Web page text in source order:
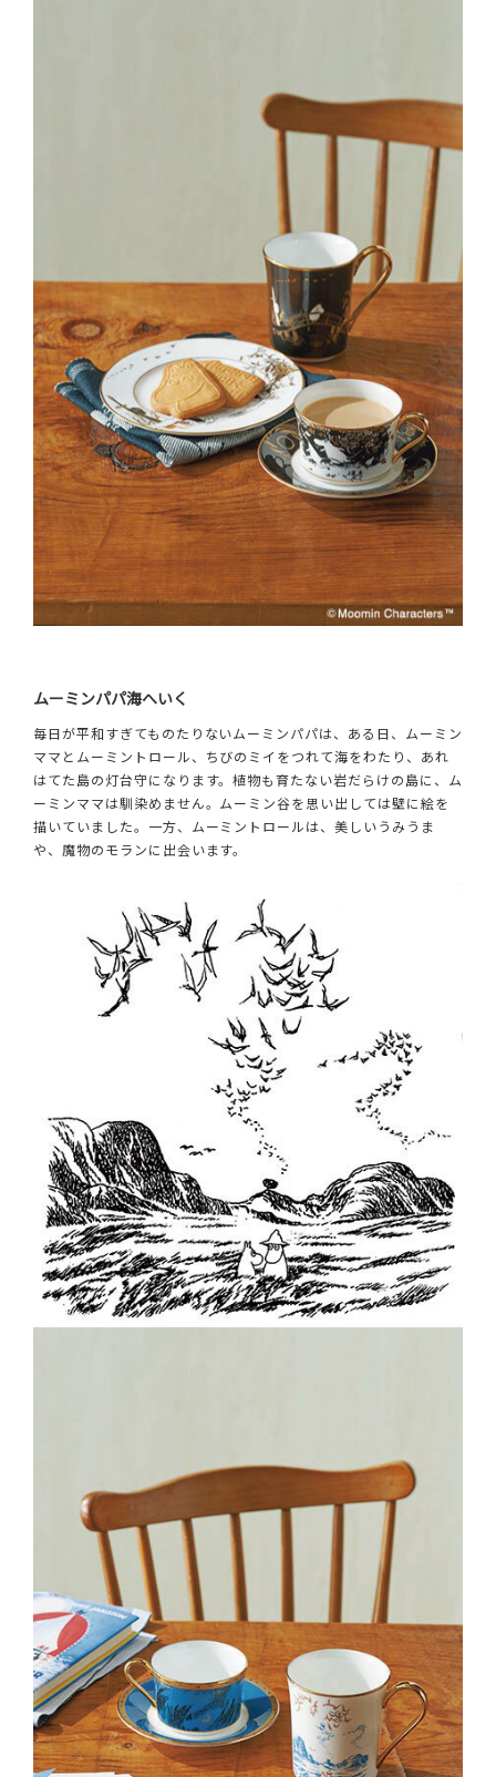
ムーミンパパ海へいく
毎日が平和すぎてものたりないムーミンパパは、ある日、ムーミン
ママとムーミントロール、ちびのミイをつれて海をわたり、あれ
はてた島の灯台守になります。植物も育たない岩だらけの島に、ム
ーミンママは馴染めません。ムーミン谷を思い出しては壁に絵を
描いていました。一方、ムーミントロールは、美しいうみうま
や、魔物のモランに出会います。